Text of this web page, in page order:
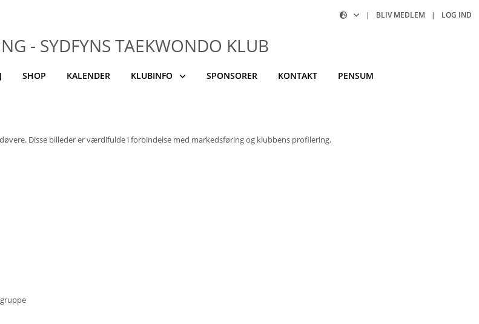
| BLIV MEDLEM | LOG IND
- SYDFYNS TAEKWONDO KLUB
SHOP KALENDER KLUBINFO SPONSORER KONTAKT PENSUM
Disse billeder er værdifulde i forbindelse med markedsføring og klubbens profilering.